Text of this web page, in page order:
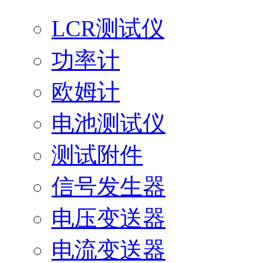
LCR测试仪
功率计
欧姆计
电池测试仪
测试附件
信号发生器
电压变送器
电流变送器